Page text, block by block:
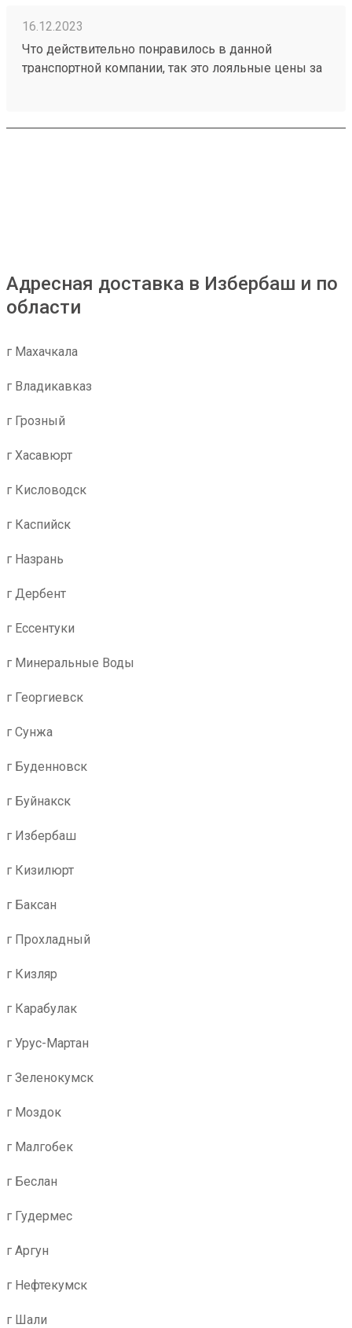
16.12.2023
Что действительно понравилось в данной
транспортной компании, так это лояльные цены за
к получателям грузов. Чего действительно не
Адресная доставка в Избербаш и по
области
г Махачкала
г Владикавказ
г Грозный
г Хасавюрт
г Кисловодск
г Каспийск
г Назрань
г Дербент
г Ессентуки
г Минеральные Воды
г Георгиевск
г Сунжа
г Буденновск
г Буйнакск
г Избербаш
г Кизилюрт
г Баксан
г Прохладный
г Кизляр
г Карабулак
г Урус-Мартан
г Зеленокумск
г Моздок
г Малгобек
г Беслан
г Гудермес
г Аргун
г Нефтекумск
г Шали